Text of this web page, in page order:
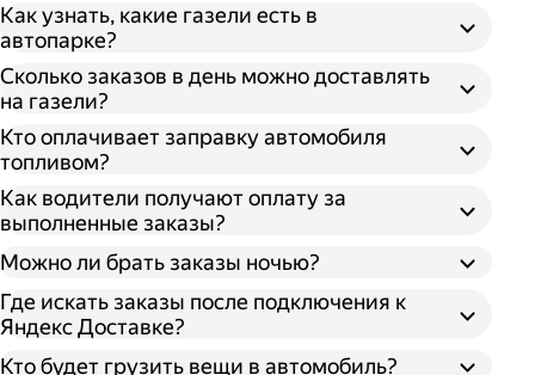
Как узнать, какие газели есть в
автопарке?
Сколько заказов в день можно доставлять
на газели?
Кто оплачивает заправку автомобиля
топливом?
Как водители получают оплату за
выполненные заказы?
Можно ли брать заказы ночью?
Где искать заказы после подключения к
Яндекс Доставке?
Кто будет грузить вещи в автомобиль?